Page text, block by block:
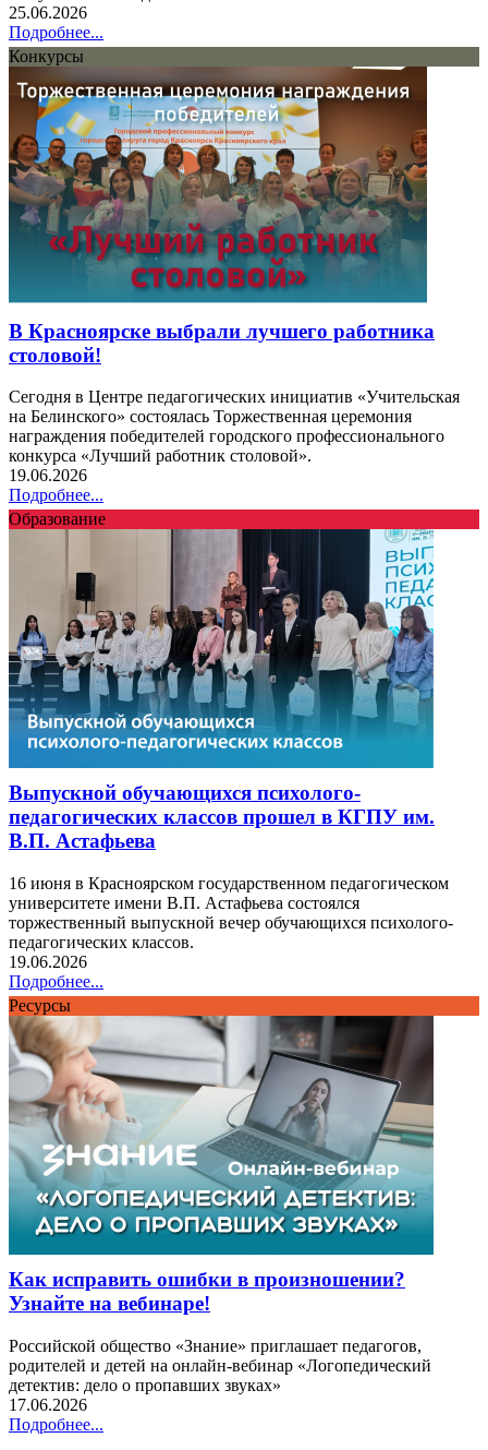
25.06.2026
Подробнее...
Конкурсы
В Красноярске выбрали лучшего работника
столовой!
Сегодня в Центре педагогических инициатив «Учительская
на Белинского» состоялась Торжественная церемония
награждения победителей городского профессионального
конкурса «Лучший работник столовой».
19.06.2026
Подробнее...
Образование
Выпускной обучающихся психолого-
педагогических классов прошел в КГПУ им.
В.П. Астафьева
16 июня в Красноярском государственном педагогическом
университете имени В.П. Астафьева состоялся
торжественный выпускной вечер обучающихся психолого-
педагогических классов.
19.06.2026
Подробнее...
Ресурсы
Как исправить ошибки в произношении?
Узнайте на вебинаре!
Российской общество «Знание» приглашает педагогов,
родителей и детей на онлайн-вебинар «Логопедический
детектив: дело о пропавших звуках»
17.06.2026
Подробнее...